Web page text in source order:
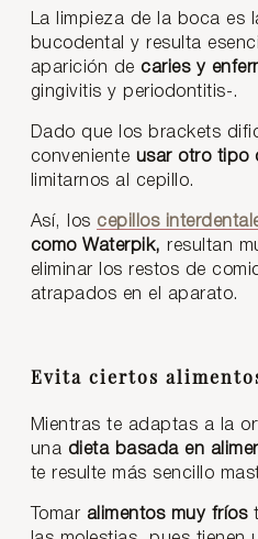
La limpieza de la boca es
bucodental y resulta
aparición de caries y
gingivitis y periodontitis-.
Dado que los brackets
conveniente usar otro tipo
limitarnos al cepillo.
Así, los cepillos
como Waterpik, resultan
eliminar los restos de
atrapados en el aparato.
Evita ciertos
Mientras te adaptas a la
una dieta basada en
te resulte más sencillo
Tomar alimentos muy fríos